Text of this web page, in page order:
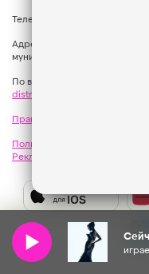
Телефон редакции:
Адрес: 129075, Российская
муниципальный округ
По вопросам регионального
distribution@gpmradio.ru
Правила участия в акциях,
Политика
Реклама на Like FM
Like
FM
в: